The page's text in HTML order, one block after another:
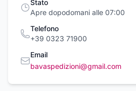
Stato
Apre dopodomani alle 07:00
Telefono
+39 0323 71900
Email
bavaspedizioni@gmail.com